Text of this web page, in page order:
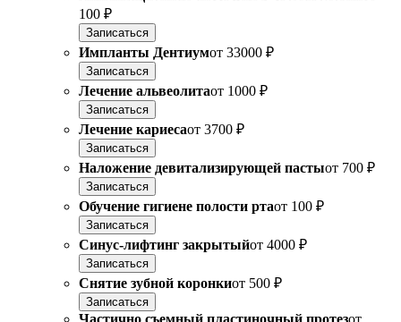
100 ₽
Записаться
Импланты Дентиумот 33000 ₽
Записаться
Лечение альвеолитаот 1000 ₽
Записаться
Лечение кариесаот 3700 ₽
Записаться
Наложение девитализирующей пастыот 700 ₽
Записаться
Обучение гигиене полости ртаот 100 ₽
Записаться
Синус-лифтинг закрытыйот 4000 ₽
Записаться
Снятие зубной коронкиот 500 ₽
Записаться
Частично съемный пластиночный протезот